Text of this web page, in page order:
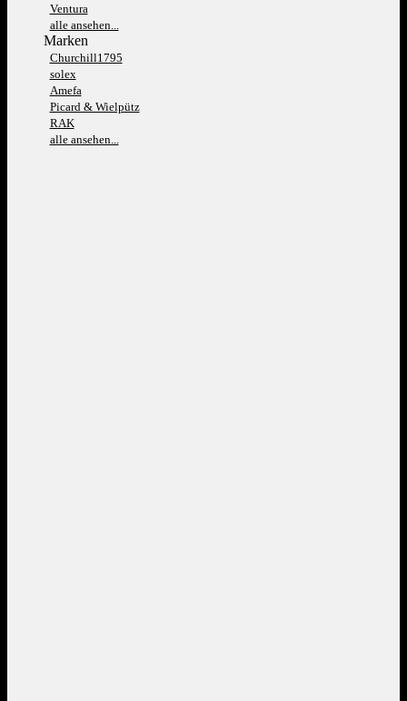
Ventura
alle ansehen...
Marken
Churchill1795
solex
Amefa
Picard & Wielpütz
RAK
alle ansehen...